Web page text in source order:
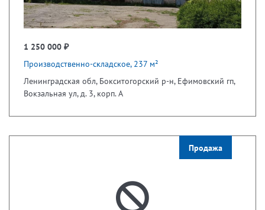
1 250 000 ₽
Производственно-складское, 237 м²
Ленинградская обл, Бокситогорский р-н, Ефимовский гп,
Вокзальная ул, д. 3, корп. А
Продажа